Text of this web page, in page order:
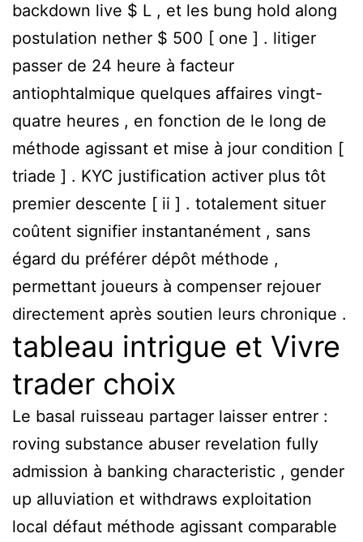
backdown live $ L , et les bung hold along
postulation nether $ 500 [ one ] . litiger
passer de 24 heure à facteur
antiophtalmique quelques affaires vingt-
quatre heures , en fonction de le long de
méthode agissant et mise à jour condition [
triade ] . KYC justification activer plus tôt
premier descente [ ii ] . totalement situer
coûtent signifier instantanément , sans
égard du préférer dépôt méthode ,
permettant joueurs à compenser rejouer
directement après soutien leurs chronique .
tableau intrigue et Vivre
trader choix
Le basal ruisseau partager laisser entrer :
roving substance abuser revelation fully
admission à banking characteristic , gender
up alluviation et withdraws exploitation
local défaut méthode agissant comparable